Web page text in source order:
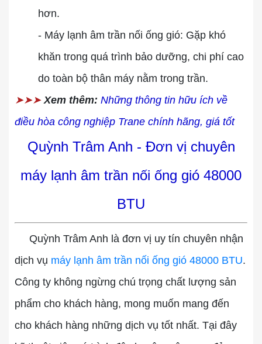
hơn.
- Máy lạnh âm trần nối ống gió: Gặp khó
khăn trong quá trình bảo dưỡng, chi phí cao
do toàn bộ thân máy nằm trong trần.
➤➤➤ Xem thêm: Những thông tin hữu ích về
điều hòa công nghiệp Trane chính hãng, giá tốt
Quỳnh Trâm Anh - Đơn vị chuyên
máy lạnh âm trần nối ống gió 48000
BTU
Quỳnh Trâm Anh là đơn vị uy tín chuyên nhận
dịch vụ máy lạnh âm trần nối ống gió 48000 BTU.
Công ty không ngừng chú trọng chất lượng sản
phẩm cho khách hàng, mong muốn mang đến
cho khách hàng những dịch vụ tốt nhất. Tại đây